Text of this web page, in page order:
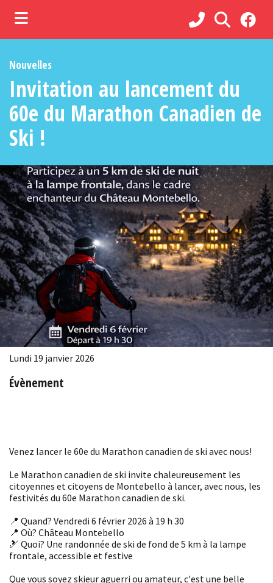
(Services )
(Loisirs, culture et vie communautaire )
(Commerces et tourisme )
Nouvelles
Invitation au lancement du
60e du Marathon Canadien de
Ski !
Lundi 19 janvier 2026
Évènement
Venez lancer le 60e du Marathon canadien de ski avec nous!
Le Marathon canadien de ski invite chaleureusement les
citoyennes et citoyens de Montebello à lancer, avec nous, les
festivités du 60e Marathon canadien de ski.
📍 Quand? Vendredi 6 février 2026 à 19 h 30
📍 Où? Château Montebello
🎿 Quoi? Une randonnée de ski de fond de 5 km à la lampe
frontale, accessible et festive
Que vous soyez skieur aguerri ou amateur, c'est une belle